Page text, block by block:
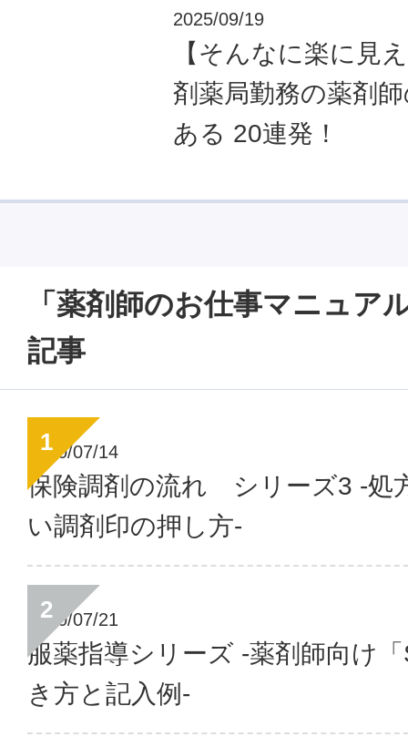
2025/09/19
【そんなに楽に見
剤薬局勤務の薬剤
ある 20連発！
「薬剤師のお仕事マニュア
記事
2020/07/14
保険調剤の流れ シリーズ3 ‐処
い調剤印の押し方‐
2020/07/21
服薬指導シリーズ ‐薬剤師向け
き方と記入例‐